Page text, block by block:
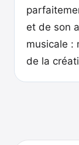
et de son
musicale :
de la